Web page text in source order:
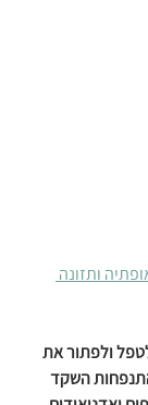
ותזונה
ולפתור את
השקד